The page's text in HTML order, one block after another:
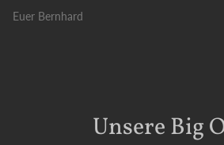
Euer Bernhard
Unsere Big